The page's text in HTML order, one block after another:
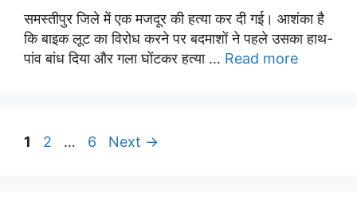
समस्तीपुर जिले में एक मजदूर की हत्या कर दी गई। आशंका है
कि बाइक लूट का विरोध करने पर बदमाशों ने पहले उसका हाथ-
पांव बांध दिया और गला घोंटकर हत्या … Read more
Page
1 Page
2 … Page
6 Next →